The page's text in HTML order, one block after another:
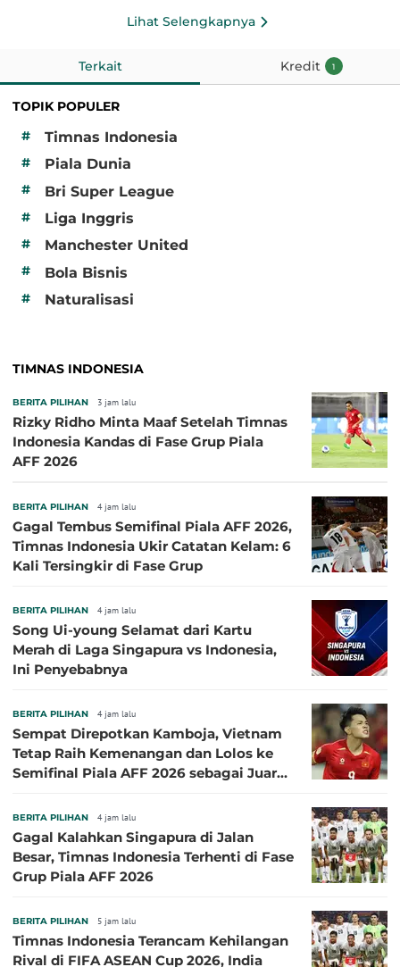
Lihat Selengkapnya
Terkait Kredit 1
TOPIK POPULER
#
Timnas Indonesia
# Piala Dunia
# Bri Super League
# Liga Inggris
# Manchester United
# Bola Bisnis
# Naturalisasi
TIMNAS INDONESIA
BERITA PILIHAN 3 jam lalu
Rizky Ridho Minta Maaf Setelah Timnas
Indonesia Kandas di Fase Grup Piala
AFF 2026
BERITA PILIHAN 4 jam lalu
Gagal Tembus Semifinal Piala AFF 2026,
Timnas Indonesia Ukir Catatan Kelam: 6
Kali Tersingkir di Fase Grup
BERITA PILIHAN 4 jam lalu
Song Ui-young Selamat dari Kartu
Merah di Laga Singapura vs Indonesia,
Ini Penyebabnya
BERITA PILIHAN 4 jam lalu
Sempat Direpotkan Kamboja, Vietnam
Tetap Raih Kemenangan dan Lolos ke
Semifinal Piala AFF 2026 sebagai Juara
BERITA PILIHAN 4 jam lalu
Gagal Kalahkan Singapura di Jalan
Besar, Timnas Indonesia Terhenti di Fase
Grup Piala AFF 2026
BERITA PILIHAN 5 jam lalu
Timnas Indonesia Terancam Kehilangan
Rival di FIFA ASEAN Cup 2026, India